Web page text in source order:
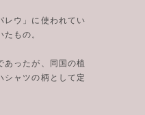
レウ」に使われてい
もの。
あったが、同国の植
シャツの柄として定